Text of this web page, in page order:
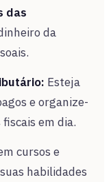
das
da
Esteja
e organize-
em dia.
cursos e
habilidades